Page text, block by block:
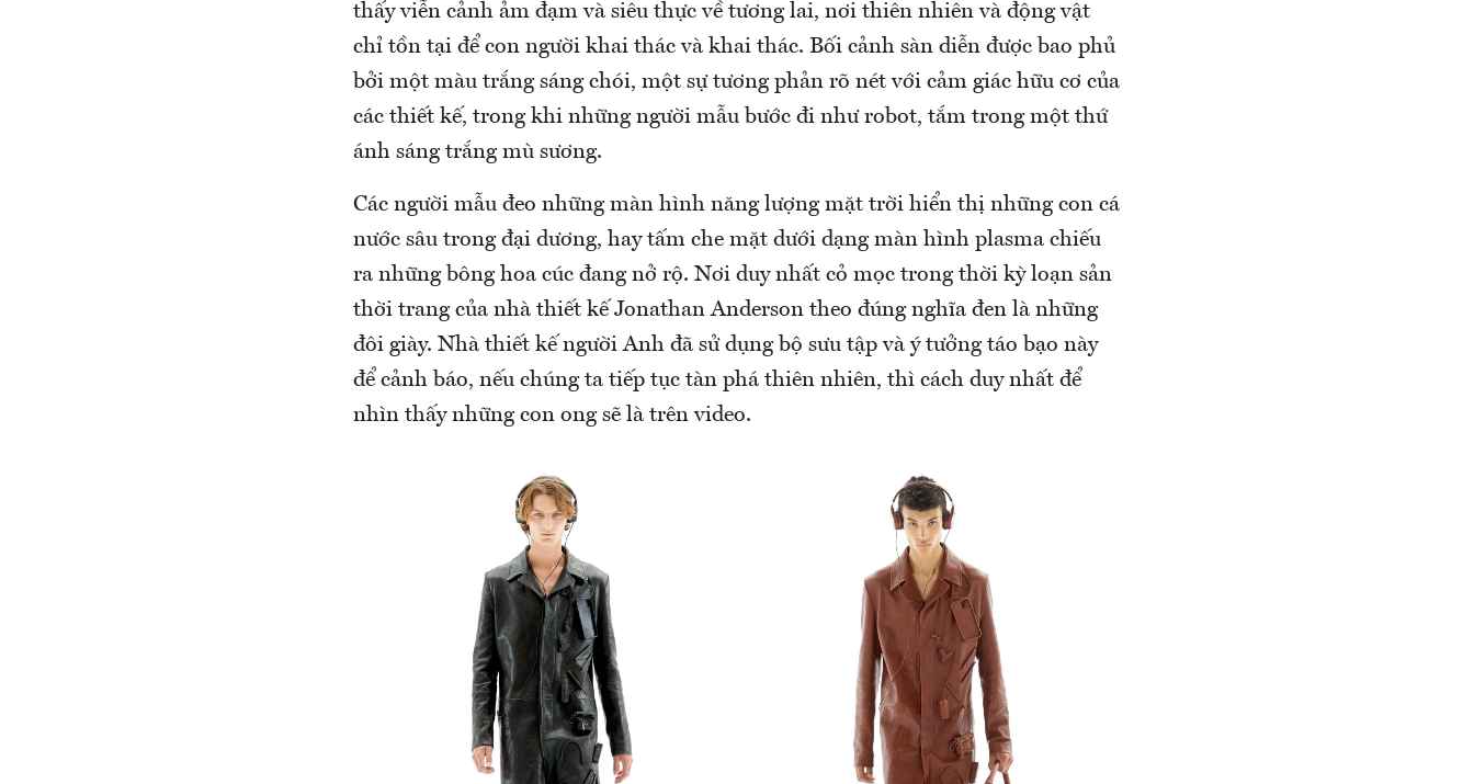
thấy viễn cảnh ảm đạm và siêu thực về tương lai, nơi thiên nhiên và động vật
chỉ tồn tại để con người khai thác và khai thác. Bối cảnh sàn diễn được bao phủ
bởi một màu trắng sáng chói, một sự tương phản rõ nét với cảm giác hữu cơ của
các thiết kế, trong khi những người mẫu bước đi như robot, tắm trong một thứ
ánh sáng trắng mù sương.
Các người mẫu đeo những màn hình năng lượng mặt trời hiển thị những con cá
nước sâu trong đại dương, hay tấm che mặt dưới dạng màn hình plasma chiếu
ra những bông hoa cúc đang nở rộ. Nơi duy nhất cỏ mọc trong thời kỳ loạn sản
thời trang của nhà thiết kế Jonathan Anderson theo đúng nghĩa đen là những
đôi giày. Nhà thiết kế người Anh đã sử dụng bộ sưu tập và ý tưởng táo bạo này
để cảnh báo, nếu chúng ta tiếp tục tàn phá thiên nhiên, thì cách duy nhất để
nhìn thấy những con ong sẽ là trên video.